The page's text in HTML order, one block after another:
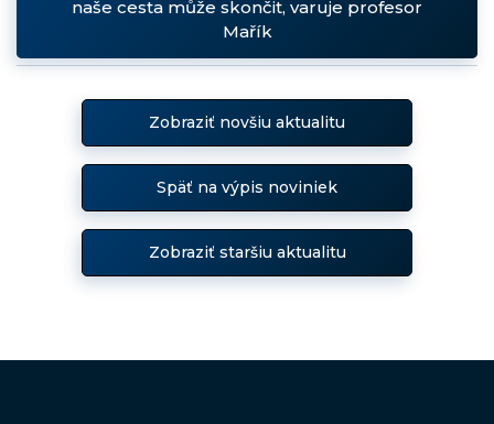
naše cesta může skončit, varuje profesor
Mařík
Zobraziť novšiu aktualitu
Späť na výpis noviniek
Zobraziť staršiu aktualitu